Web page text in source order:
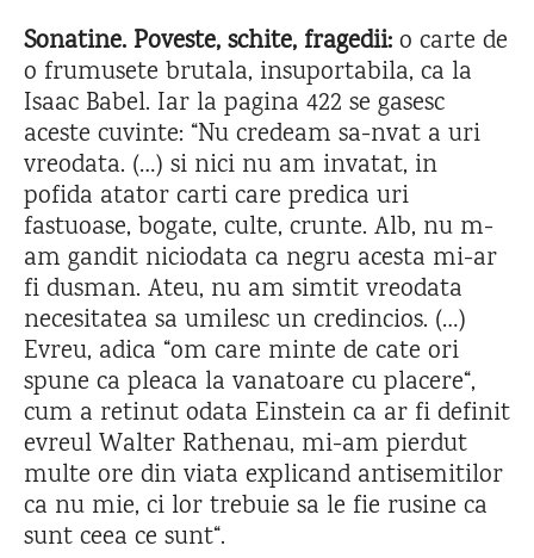
Sonatine. Poveste, schite, fragedii:o carte de
o frumusete brutala, insuportabila, ca la
Isaac Babel. Iar la pagina 422 se gasesc
aceste cuvinte: “Nu credeam sa-nvat a uri
vreodata. (…) si nici nu am invatat, in
pofida atator carti care predica uri
fastuoase, bogate, culte, crunte. Alb, nu m-
am gandit niciodata ca negru acesta mi-ar
fi dusman. Ateu, nu am simtit vreodata
necesitatea sa umilesc un credincios. (…)
Evreu, adica “om care minte de cate ori
spune ca pleaca la vanatoare cu placere“,
cum a retinut odata Einstein ca ar fi definit
evreul Walter Rathenau, mi-am pierdut
multe ore din viata explicand antisemitilor
ca nu mie, ci lor trebuie sa le fie rusine ca
sunt ceea ce sunt“.